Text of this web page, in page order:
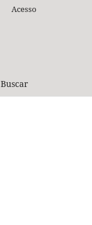
Buscar
Acesso